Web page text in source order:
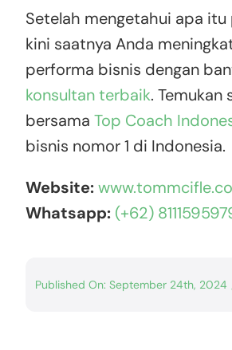
Setelah mengetahui apa itu
kini saatnya Anda
performa bisnis dengan
konsultan terbaik. Temukan
bersama Top Coach
bisnis nomor 1 di Indonesia.
Website:
Whatsapp: (+62)
Published On: September 24th, 2024